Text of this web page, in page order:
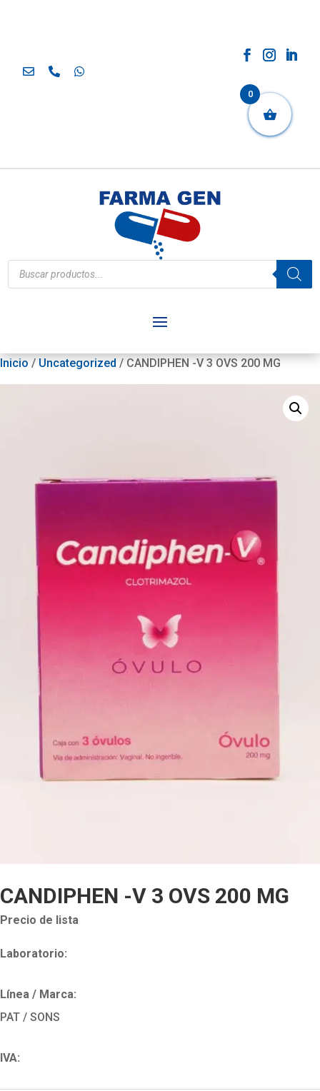
Búsqueda
de
productos
Inicio / Uncategorized / CANDIPHEN -V 3 OVS 200 MG
CANDIPHEN -V 3 OVS 200 MG
Precio de lista
Laboratorio:
Línea / Marca:
PAT / SONS
IVA:
0